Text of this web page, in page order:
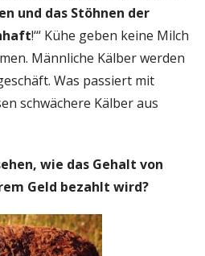
und das Stöhnen der
!‘“ Kühe geben keine Milch
Männliche Kälber werden
Was passiert mit
schwächere Kälber aus
wie das Gehalt von
Geld bezahlt wird?